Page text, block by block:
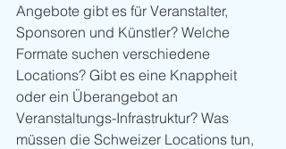
Angebote gibt es für Veranstalter,
Sponsoren und Künstler? Welche
Formate suchen verschiedene
Locations? Gibt es eine Knappheit
oder ein Überangebot an
Veranstaltungs-Infrastruktur? Was
müssen die Schweizer Locations tun,